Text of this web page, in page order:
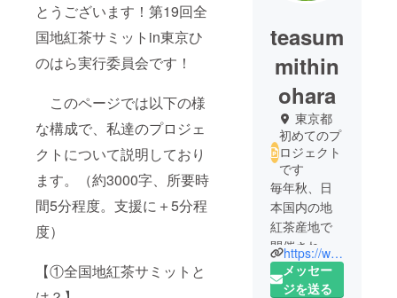
とうございます！第19回全
国地紅茶サミットin東京ひ
のはら実行委員会です！
このページでは以下の様
な構成で、私達のプロジェ
クトについて説明しており
ます。（約3000字、所要時
間5分程度。支援に＋5分程
度）
【①全国地紅茶サミットと
teasum
mithin
ohara
東京都
初めてのプ
ロジェクト
です
毎年秋、日
本国内の地
紅茶産地で
開催される
「全国地紅
茶サミッ
https://www.facebook.com/tokyoteasummit
メッセー
ジを送る